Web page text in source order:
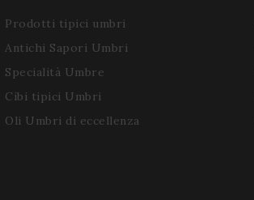
Prodotti tipici umbri
Antichi Sapori Umbri
Specialità Umbre
Cibi tipici Umbri
Oli Umbri di eccellenza